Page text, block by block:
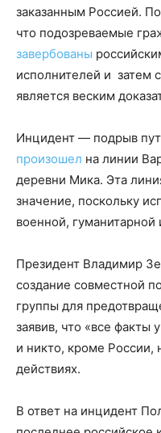
заказанным Россией.
что подозреваемые
завербованы
исполнителей и затем
является веским
Инцидент — подрыв
произошел на линии
деревни Мика. Эта
значение, поскольку
военной,
Президент Владимир
создание совместной
группы для
заявив, что «все факты
и никто, кроме России,
действиях.
В ответ на инцидент